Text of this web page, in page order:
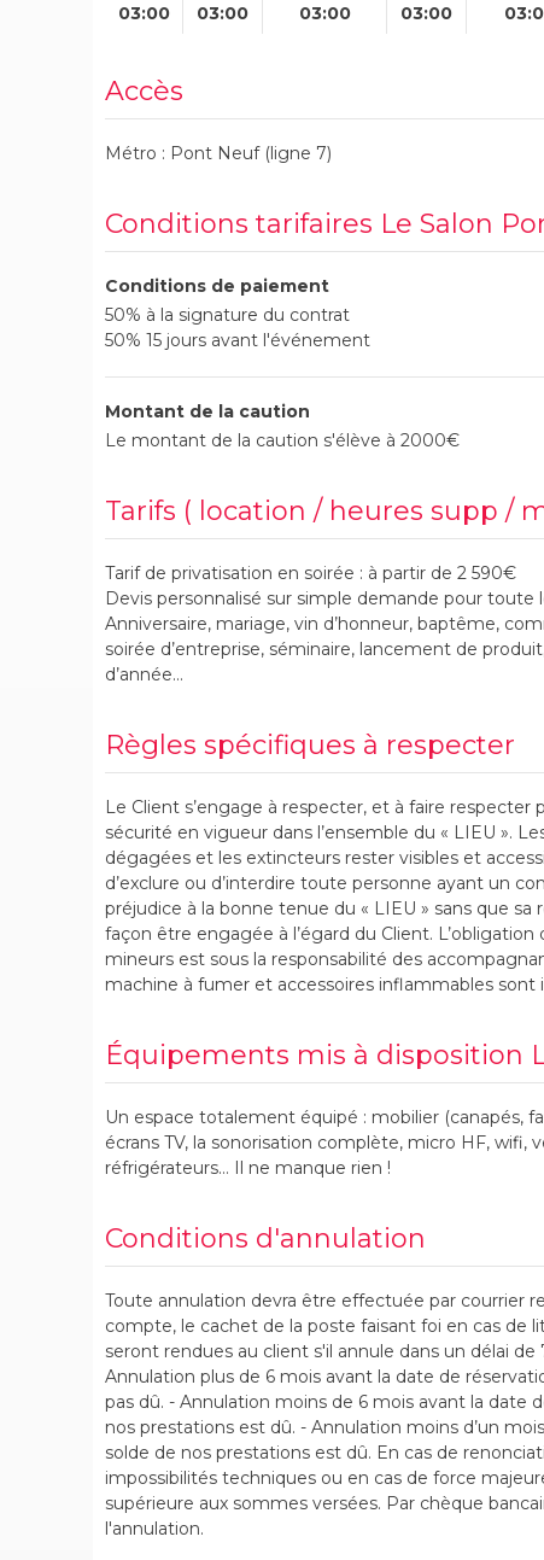
03:00
03:00 03:00 03:00
Accès
Métro : Pont Neuf (ligne 7)
Conditions tarifaires Le Salon
Conditions de paiement
50% à la signature du contrat
50% 15 jours avant l'événement
Montant de la caution
Le montant de la caution s'élève à 2000€
Tarifs ( location / heures supp /
Tarif de privatisation en soirée : à partir de 2 590€
Devis personnalisé sur simple demande pour toute
Anniversaire, mariage, vin d’honneur, baptême,
soirée d’entreprise, séminaire, lancement de
d’année…
Règles spécifiques à respecter
Le Client s’engage à respecter, et à faire respecter
sécurité en vigueur dans l’ensemble du « LIEU ».
dégagées et les extincteurs rester visibles et
d’exclure ou d’interdire toute personne ayant un
préjudice à la bonne tenue du « LIEU » sans que sa
façon être engagée à l’égard du Client.
mineurs est sous la responsabilité des
machine à fumer et accessoires inflammables sont
Équipements mis à disposition
Un espace totalement équipé : mobilier (canapés,
écrans TV, la sonorisation complète, micro HF, wifi,
réfrigérateurs… Il ne manque rien !
Conditions d'annulation
Toute annulation devra être effectuée par courrier
compte, le cachet de la poste faisant foi en cas de
seront rendues au client s'il annule dans un délai
Annulation plus de 6 mois avant la date de
pas dû. - Annulation moins de 6 mois avant la date
nos prestations est dû. - Annulation moins d’un
solde de nos prestations est dû. En cas de
impossibilités techniques ou en cas de force
supérieure aux sommes versées. Par chèque
l'annulation.